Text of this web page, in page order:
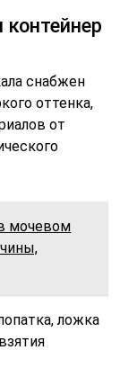
снабжен
оттенка,
от
мочевом
ложка